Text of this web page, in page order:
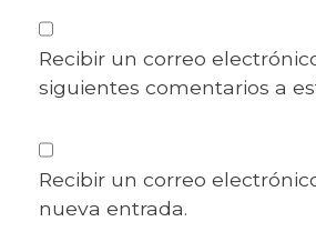
Recibir un correo
siguientes comentarios a
Recibir un correo
nueva entrada.